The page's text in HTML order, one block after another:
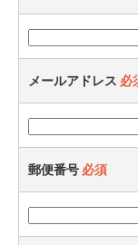
メールアドレス 必
郵便番号 必須